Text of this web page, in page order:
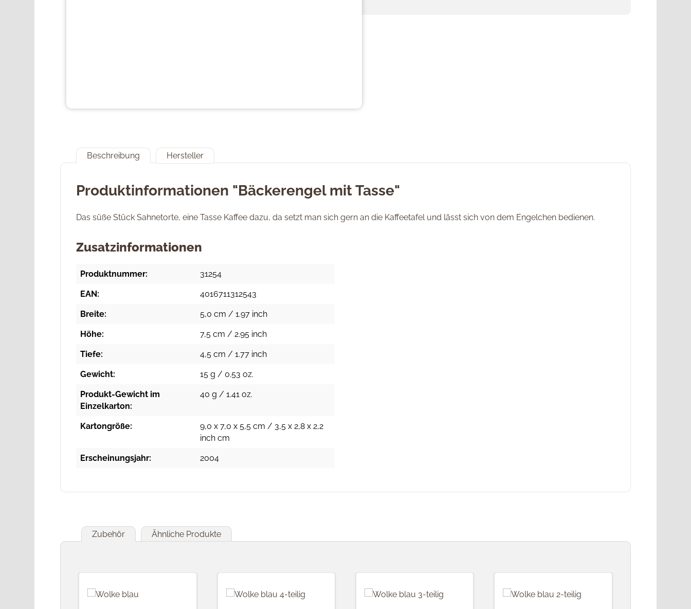
Beschreibung Hersteller
Produktinformationen "Bäckerengel mit Tasse"
Das süße Stück Sahnetorte, eine Tasse Kaffee dazu, da setzt man sich gern an die Kaffeetafel und lässt sich von dem Engelchen bedienen.
Zusatzinformationen
Produktnummer: 31254
EAN: 4016711312543
Breite: 5,0 cm / 1.97 inch
Höhe: 7,5 cm / 2.95 inch
Tiefe: 4,5 cm / 1.77 inch
Gewicht: 15 g / 0.53 oz.
Produkt-Gewicht im
Einzelkarton:
40 g / 1.41 oz.
Kartongröße:
9,0 x 7,0 x 5,5 cm / 3,5 x 2,8 x 2,2
inch cm
Erscheinungsjahr: 2004
Zubehör Ähnliche Produkte